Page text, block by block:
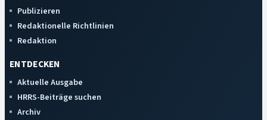
Publizieren
Redaktionelle Richtlinien
Redaktion
ENTDECKEN
Aktuelle Ausgabe
HRRS-Beiträge suchen
Archiv